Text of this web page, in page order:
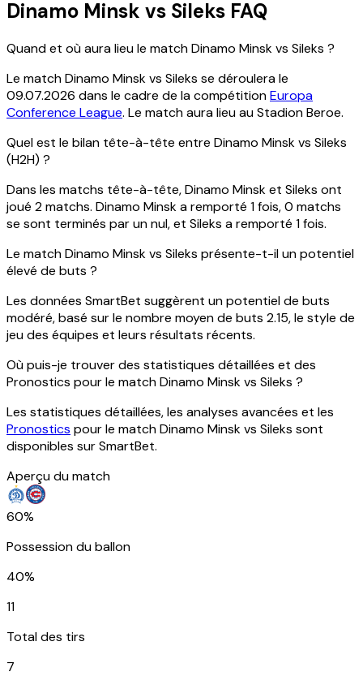
Dinamo Minsk vs Sileks FAQ
Quand et où aura lieu le match Dinamo Minsk vs Sileks ?
Le match Dinamo Minsk vs Sileks se déroulera le
09.07.2026 dans le cadre de la compétitionEuropa
Conference League. Le match aura lieu au Stadion Beroe.
Quel est le bilan tête-à-tête entre Dinamo Minsk vs Sileks
(H2H) ?
Dans les matchs tête-à-tête, Dinamo Minsk et Sileks ont
joué 2 matchs. Dinamo Minsk a remporté 1 fois, 0 matchs
se sont terminés par un nul, et Sileks a remporté 1 fois.
Le match Dinamo Minsk vs Sileks présente-t-il un potentiel
élevé de buts ?
Les données SmartBet suggèrent un potentiel de buts
modéré, basé sur le nombre moyen de buts 2.15, le style de
jeu des équipes et leurs résultats récents.
Où puis-je trouver des statistiques détaillées et des
Pronostics pour le match Dinamo Minsk vs Sileks ?
Les statistiques détaillées, les analyses avancées et les
Pronostics pour le match Dinamo Minsk vs Sileks sont
disponibles sur SmartBet.
Aperçu du match
60%
Possession du ballon
40%
11
Total des tirs
7